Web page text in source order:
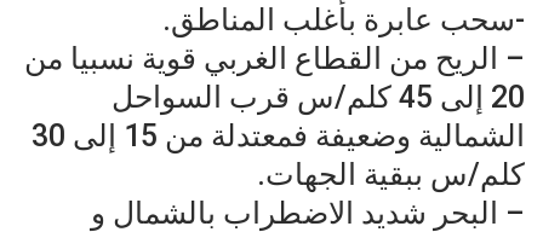
-سحب عابرة بأغلب المناطق.
– الريح من القطاع الغربي قوية نسبيا من
20 إلى 45 كلم/س قرب السواحل
الشمالية وضعيفة فمعتدلة من 15 إلى 30
كلم/س ببقية الجهات.
– البحر شديد الاضطراب بالشمال و